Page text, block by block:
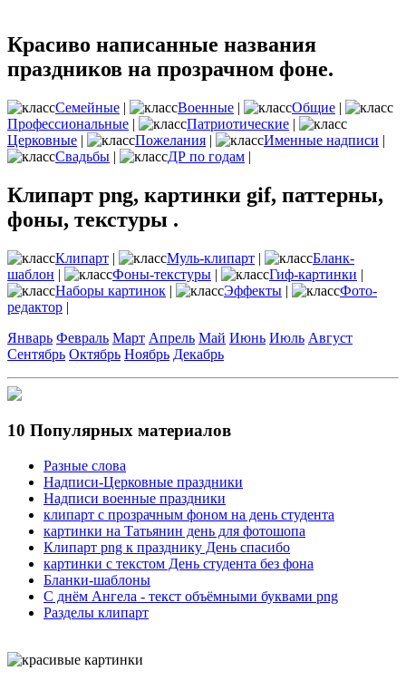
Красиво написанные названия
праздников на прозрачном фоне.
Семейные | Военные | Общие |
Профессиональные | Патриотические |
Церковные | Пожелания | Именные надписи |
Свадьбы | ДР по годам |
Клипарт png, картинки gif, паттерны,
фоны, текстуры .
Клипарт | Муль-клипарт |
Бланк-
шаблон | Фоны-текстуры | Гиф-картинки |
Наборы картинок | Эффекты |
Фото-
редактор |
Январь Февраль Март Апрель Май Июнь Июль Август
Сентябрь Октябрь Ноябрь Декабрь
10 Популярных материалов
Разные слова
Надписи-Церковные праздники
Надписи военные праздники
клипарт с прозрачным фоном на день студента
картинки на Татьянин день для фотошопа
Клипарт png к празднику День спасибо
картинки с текстом День студента без фона
Бланки-шаблоны
С днём Ангела - текст объёмными буквами png
Разделы клипарт